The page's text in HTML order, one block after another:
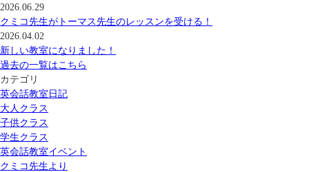
2026.06.29
クミコ先生がトーマス先生のレッスンを受ける！
2026.04.02
新しい教室になりました！
過去の一覧はこちら
カテゴリ
英会話教室日記
大人クラス
子供クラス
学生クラス
英会話教室イベント
クミコ先生より